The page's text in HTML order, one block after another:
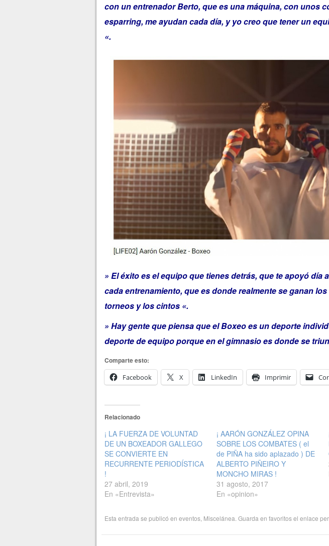
con un entrenador Berto, que es una máquina, con unos
esparring, me ayudan cada día, y yo creo que tener un
«.
» El éxito es el equipo que tienes detrás, que te apoyó día
cada entrenamiento, que es donde realmente se ganan
torneos y los cintos «.
» Hay gente que piensa que el Boxeo es un deporte
deporte de equipo porque en el gimnasio es donde se
Comparte esto:
Facebook
X LinkedIn Imprimir
Relacionado
¡ LA FUERZA DE VOLUNTAD
DE UN BOXEADOR GALLEGO
SE CONVIERTE EN
RECURRENTE PERIODÍSTICA
!
27 abril, 2019
En «Entrevista»
¡ AARÓN GONZÁLEZ OPINA
SOBRE LOS COMBATES ( el
de PIÑA ha sido aplazado ) DE
ALBERTO PIÑEIRO Y
MONCHO MIRAS !
31 agosto, 2017
En «opinion»
Esta entrada se publicó en eventos, Miscelánea . Guarda en favoritos el enlace